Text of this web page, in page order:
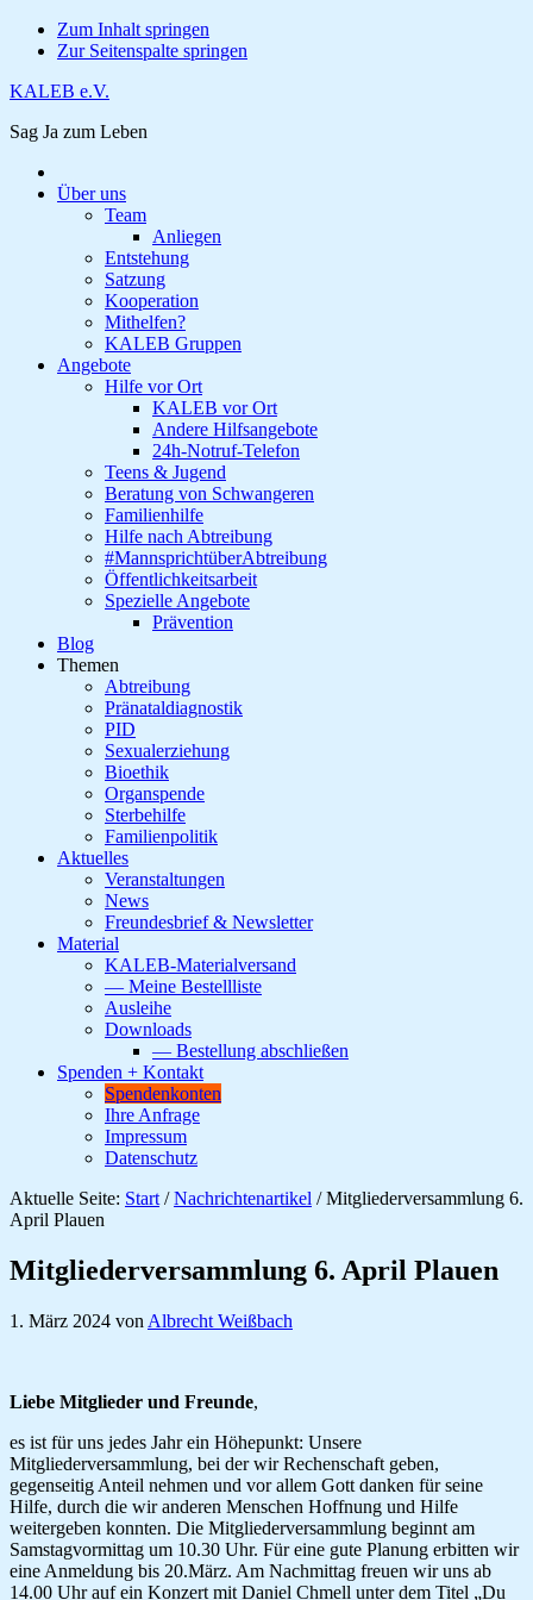
Zum Inhalt springen
Zur Seitenspalte springen
KALEB e.V.
Sag Ja zum Leben
Über uns
Team
Anliegen
Entstehung
Satzung
Kooperation
Mithelfen?
KALEB Gruppen
Angebote
Hilfe vor Ort
KALEB vor Ort
Andere Hilfsangebote
24h-Notruf-Telefon
Teens & Jugend
Beratung von Schwangeren
Familienhilfe
Hilfe nach Abtreibung
#MannsprichtüberAbtreibung
Öffentlichkeitsarbeit
Spezielle Angebote
Prävention
Blog
Themen
Abtreibung
Pränataldiagnostik
PID
Sexualerziehung
Bioethik
Organspende
Sterbehilfe
Familienpolitik
Aktuelles
Veranstaltungen
News
Freundesbrief & Newsletter
Material
KALEB-Materialversand
— Meine Bestellliste
Ausleihe
Downloads
— Bestellung abschließen
Spenden + Kontakt
Spendenkonten
Ihre Anfrage
Impressum
Datenschutz
Aktuelle Seite: Start / Nachrichtenartikel /Mitgliederversammlung 6.
April Plauen
Mitgliederversammlung 6. April Plauen
1. März 2024 von Albrecht Weißbach
Liebe Mitglieder und Freunde,
es ist für uns jedes Jahr ein Höhepunkt: Unsere
Mitgliederversammlung, bei der wir Rechenschaft geben,
gegenseitig Anteil nehmen und vor allem Gott danken für seine
Hilfe, durch die wir anderen Menschen Hoffnung und Hilfe
weitergeben konnten. Die Mitgliederversammlung beginnt am
Samstagvormittag um 10.30 Uhr. Für eine gute Planung erbitten wir
eine Anmeldung bis 20.März. Am Nachmittag freuen wir uns ab
14.00 Uhr auf ein Konzert mit Daniel Chmell unter dem Titel „Du